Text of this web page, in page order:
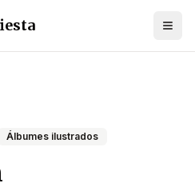
Álbumes ilustrados